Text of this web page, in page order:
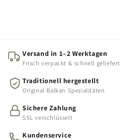
Versand in 1–2 Werktagen
Frisch verpackt & schnell geliefert
Traditionell hergestellt
Original Balkan Spezialitäten
Sichere Zahlung
SSL verschlüsselt
Kundenservice